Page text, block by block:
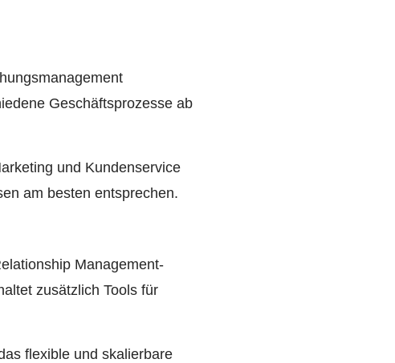
Geschäftsprozesse ab
und Kundenservice
am besten entsprechen.
Management-
zusätzlich Tools für
flexible und skalierbare